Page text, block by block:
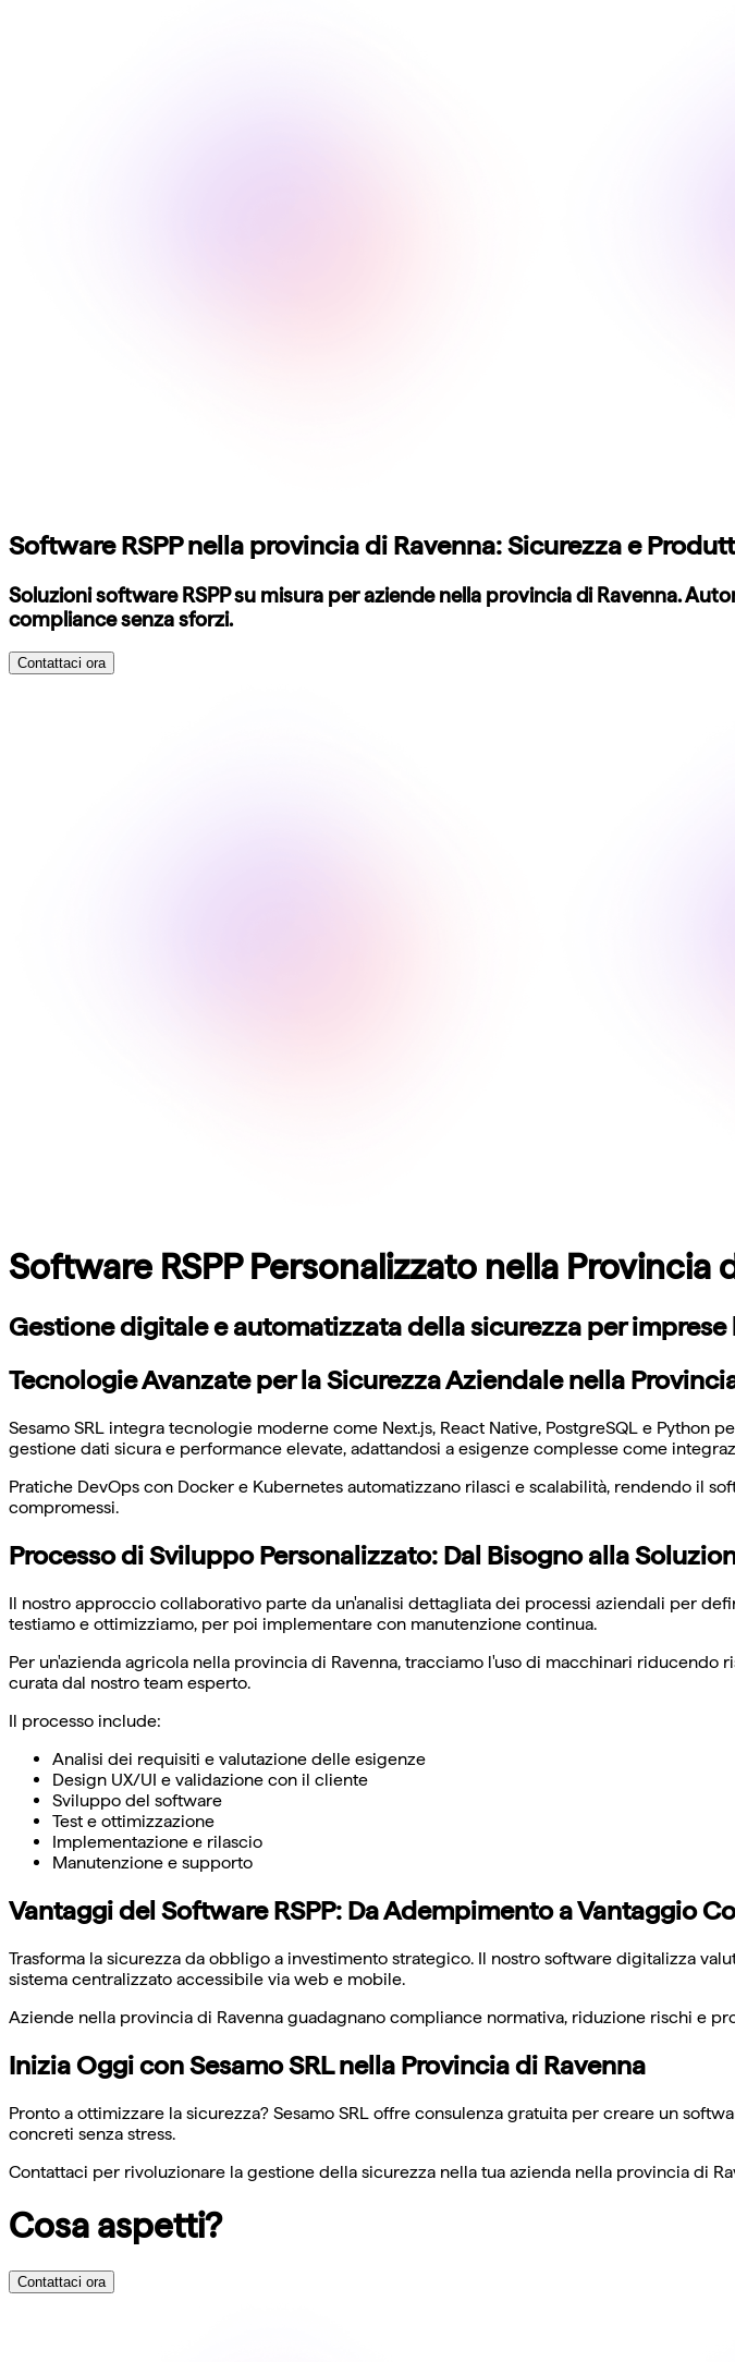
Software RSPP nella provincia di Ravenna: Sicurezza e
Soluzioni software RSPP su misura per aziende nella provincia di Ravenna.
compliance senza sforzi.
Contattaci ora
Software RSPP Personalizzato nella Provincia
Gestione digitale e automatizzata della sicurezza per imprese
Tecnologie Avanzate per la Sicurezza Aziendale nella
Sesamo SRL integra tecnologie moderne come Next.js, React Native, PostgreSQL e
gestione dati sicura e performance elevate, adattandosi a esigenze complesse come
Pratiche DevOps con Docker e Kubernetes automatizzano rilasci e scalabilità, rendendo il
compromessi.
Processo di Sviluppo Personalizzato: Dal Bisogno alla
Il nostro approccio collaborativo parte da un'analisi dettagliata dei processi aziendali per
testiamo e ottimizziamo, per poi implementare con manutenzione continua.
Per un'azienda agricola nella provincia di Ravenna, tracciamo l'uso di macchinari
curata dal nostro team esperto.
Il processo include:
Analisi dei requisiti e valutazione delle esigenze
Design UX/UI e validazione con il cliente
Sviluppo del software
Test e ottimizzazione
Implementazione e rilascio
Manutenzione e supporto
Vantaggi del Software RSPP: Da Adempimento a Vantaggio
Trasforma la sicurezza da obbligo a investimento strategico. Il nostro software digitalizza
sistema centralizzato accessibile via web e mobile.
Aziende nella provincia di Ravenna guadagnano compliance normativa, riduzione rischi e
Inizia Oggi con Sesamo SRL nella Provincia di Ravenna
Pronto a ottimizzare la sicurezza? Sesamo SRL offre consulenza gratuita per creare un
concreti senza stress.
Contattaci per rivoluzionare la gestione della sicurezza nella tua azienda nella provincia di
Cosa aspetti?
Contattaci ora